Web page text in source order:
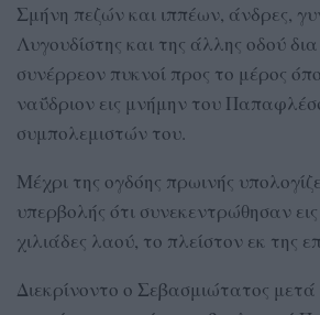
Σμήνη πεζών και ιππέων, άνδρες,
Λυγουδίστης και της άλλης οδού
συνέρρεον πυκνοί προς το μέρος
ναΰδριον εις μνήμην του
συμπολεμιστών του.
Μέχρι της ογδόης πρωινής
υπερβολής ότι συνεκεντρώθησαν
χιλιάδες λαού, το πλείστον εκ της
Διεκρίνοντο ο Σεβασμιώτατος